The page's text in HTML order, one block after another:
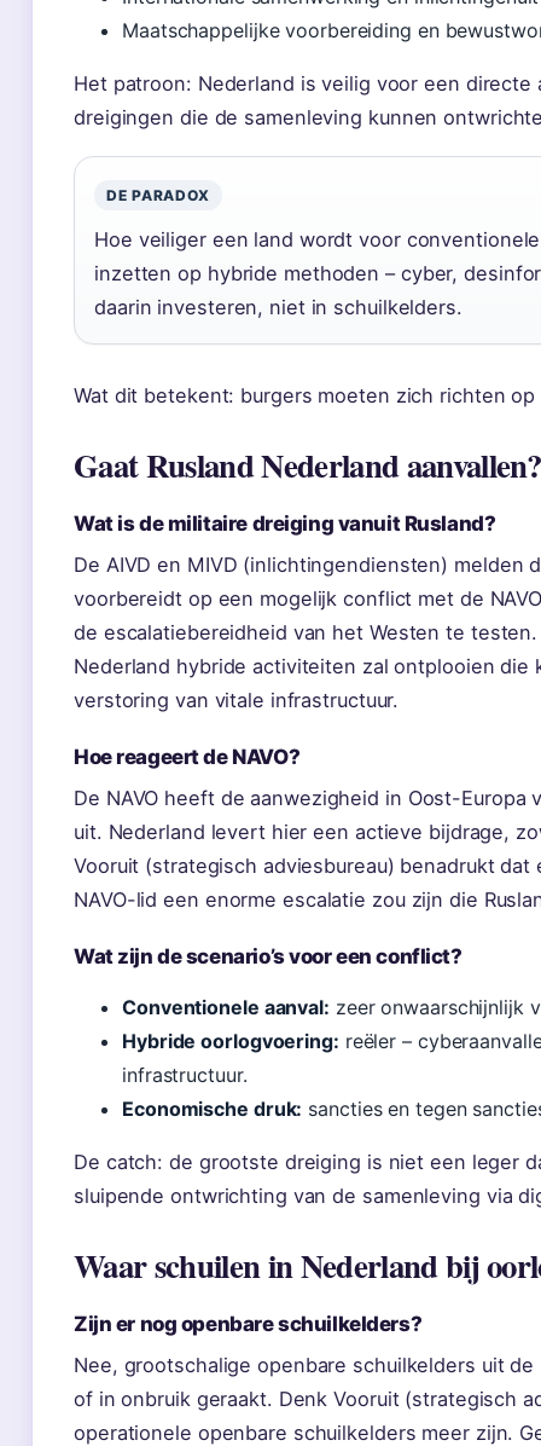
Maatschappelijke voorbereiding en
Het patroon: Nederland is veilig voor een directe
dreigingen die de samenleving kunnen
DE PARADOX
Hoe veiliger een land wordt voor
inzetten op hybride methoden – cyber,
daarin investeren, niet in schuilkelders.
Wat dit betekent: burgers moeten zich richten
Gaat Rusland Nederland aanvallen?
Wat is de militaire dreiging vanuit Rusland?
De AIVD en MIVD (inlichtingendiensten) melden
voorbereidt op een mogelijk conflict met de
de escalatiebereidheid van het Westen te
Nederland hybride activiteiten zal ontplooien
verstoring van vitale infrastructuur.
Hoe reageert de NAVO?
De NAVO heeft de aanwezigheid in Oost-
uit. Nederland levert hier een actieve bijdrage,
Vooruit (strategisch adviesbureau) benadrukt
NAVO-lid een enorme escalatie zou zijn die
Wat zijn de scenario’s voor een conflict?
Conventionele aanval: zeer onwaarschijnlijk
Hybride oorlogvoering: reëler –
infrastructuur.
Economische druk: sancties en tegen
De catch: de grootste dreiging is niet een leger
sluipende ontwrichting van de samenleving via
Waar schuilen in Nederland bij
Zijn er nog openbare schuilkelders?
Nee, grootschalige openbare schuilkelders uit
of in onbruik geraakt. Denk Vooruit (strategisch
operationele openbare schuilkelders meer zijn.